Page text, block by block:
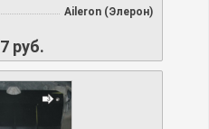
Aileron (Элерон)
руб.